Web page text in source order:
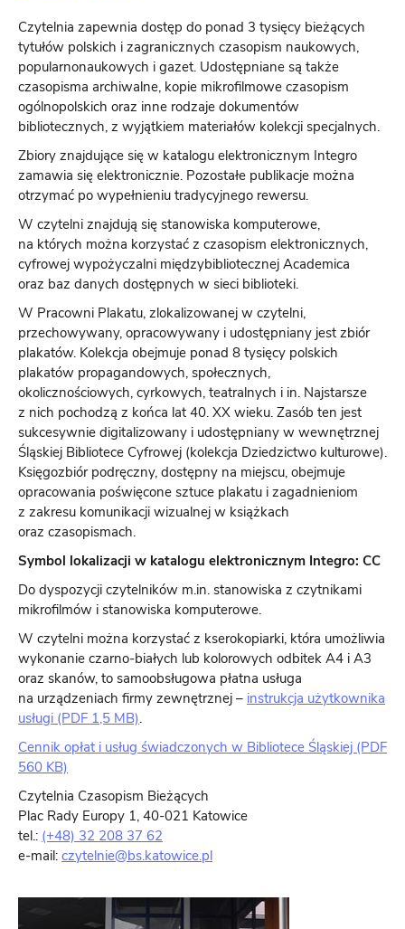
Czytelnia zapewnia dostęp do ponad 3 tysięcy bieżących
tytułów polskich i zagranicznych czasopism naukowych,
popularnonaukowych i gazet. Udostępniane są także
czasopisma archiwalne, kopie mikrofilmowe czasopism
ogólnopolskich oraz inne rodzaje dokumentów
bibliotecznych, z wyjątkiem materiałów kolekcji specjalnych.
Zbiory znajdujące się w katalogu elektronicznym Integro
zamawia się elektronicznie. Pozostałe publikacje można
otrzymać po wypełnieniu tradycyjnego rewersu.
W czytelni znajdują się stanowiska komputerowe,
na których można korzystać z czasopism elektronicznych,
cyfrowej wypożyczalni międzybibliotecznej Academica
oraz baz danych dostępnych w sieci biblioteki.
W Pracowni Plakatu, zlokalizowanej w czytelni,
przechowywany, opracowywany i udostępniany jest zbiór
plakatów. Kolekcja obejmuje ponad 8 tysięcy polskich
plakatów propagandowych, społecznych,
okolicznościowych, cyrkowych, teatralnych i in. Najstarsze
z nich pochodzą z końca lat 40. XX wieku. Zasób ten jest
sukcesywnie digitalizowany i udostępniany w wewnętrznej
Śląskiej Bibliotece Cyfrowej (kolekcja Dziedzictwo kulturowe).
Księgozbiór podręczny, dostępny na miejscu, obejmuje
opracowania poświęcone sztuce plakatu i zagadnieniom
z zakresu komunikacji wizualnej w książkach
oraz czasopismach.
Symbol lokalizacji w katalogu elektronicznym Integro: CC
Do dyspozycji czytelników m.in. stanowiska z czytnikami
mikrofilmów i stanowiska komputerowe.
W czytelni można korzystać z kserokopiarki, która umożliwia
wykonanie czarno-białych lub kolorowych odbitek A4 i A3
oraz skanów, to samoobsługowa płatna usługa
na urządzeniach firmy zewnętrznej – instrukcja użytkownika
usługi (PDF 1,5 MB).
Cennik opłat i usług świadczonych w Bibliotece Śląskiej (PDF
560 KB)
Czytelnia Czasopism Bieżących
Plac Rady Europy 1, 40-021 Katowice
tel.: (+48) 32 208 37 62
e-mail: czytelnie@bs.katowice.pl